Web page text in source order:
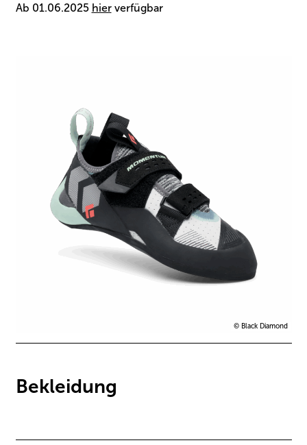
Ab 01.06.2025 hierverfügbar
© Black Diamond
Bekleidung